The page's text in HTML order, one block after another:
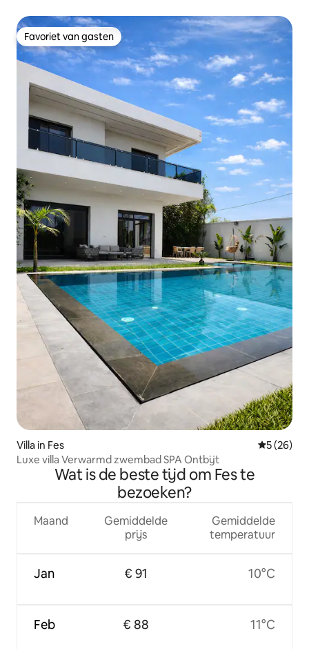
Favoriet van gasten
Favoriet van gasten
Villa in Fes
5 (26)
Luxe villa Verwarmd zwembad SPA Ontbijt
Wat is de beste tijd om Fes te
bezoeken?
Maand
Jan
Feb
Gemiddelde
prijs
€ 91
€ 88
Gemiddelde
temperatuur
10°C
11°C